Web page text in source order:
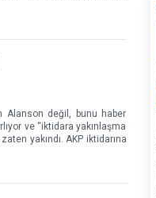
Alanson değil, bunu haber
ve “iktidara yakınlaşma
yakındı. AKP iktidarına